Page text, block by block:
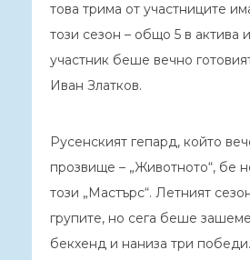
това трима от участниците
този сезон – общо 5 в актива
участник беше вечно
Иван Златков.
Русенският гепард, който
прозвище – „Животното“, бе
този „Мастърс“. Летният
групите, но сега беше
бекхенд и наниза три